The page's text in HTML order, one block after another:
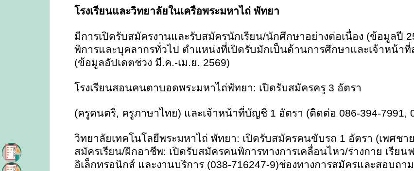
โรงเรียนและวิทยาลัยในเครือพระมหาไถ่ พัทยา
มีการเปิดรับสมัครงานและรับสมัครนักเรียน/นักศึกษาอย่างต่อเนื่อง (ข้อมูลปี
พิการและบุคลากรทั่วไป ตำแหน่งที่เปิดรับมักเป็นด้านการศึกษาและเจ้าหน้า
(ข้อมูลอัปเดตช่วง มี.ค.-เม.ย. 2569)
โรงเรียนสอนคนตาบอดพระมหาไถ่พัทยา: เปิดรับสมัครครู 3 อัตรา
(ครูดนตรี, ครูภาษาไทย) และเจ้าหน้าที่บัญชี 1 อัตรา (ติดต่อ 086-394-7991,
วิทยาลัยเทคโนโลยีพระมหาไถ่ พัทยา: เปิดรับสมัครคนขับรถ 1 อัตรา (เพศชาย
สมัครเรียน/ฝึกอาชีพ: เปิดรับสมัครคนพิการทางการเคลื่อนไหว/ร่างกาย เรีย
อิเล็กทรอนิกส์ และงานบริการ (038-716247-9)ช่องทางการสมัครและสอบถาม